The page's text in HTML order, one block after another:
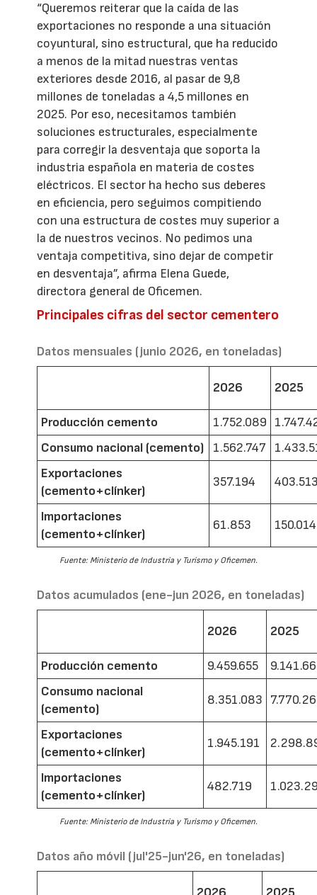
“Queremos reiterar que la caída de las
exportaciones no responde a una situación
coyuntural, sino estructural, que ha reducido
a menos de la mitad nuestras ventas
exteriores desde 2016, al pasar de 9,8
millones de toneladas a 4,5 millones en
2025. Por eso, necesitamos también
soluciones estructurales, especialmente
para corregir la desventaja que soporta la
industria española en materia de costes
eléctricos. El sector ha hecho sus deberes
en eficiencia, pero seguimos compitiendo
con una estructura de costes muy superior a
la de nuestros vecinos. No pedimos una
ventaja competitiva, sino dejar de competir
en desventaja”, afirma Elena Guede,
directora general de Oficemen.
Principales cifras del sector cementero
Datos mensuales (junio 2026, en toneladas)
2026 2025
Producción cemento 1.752.089
Consumo nacional (cemento)
1.562.747
Exportaciones
(cemento+clínker)
357.194
Importaciones
(cemento+clínker)
61.853 150.014
Fuente: Ministerio de Industria y Turismo y Oficemen.
Datos acumulados (ene-jun 2026, en toneladas)
2026 2025
Producción cemento 9.459.655
Consumo nacional
(cemento)
8.351.083
Exportaciones
(cemento+clínker)
1.945.191
Importaciones
(cemento+clínker)
482.719
Fuente: Ministerio de Industria y Turismo y Oficemen.
Datos año móvil (jul'25-jun'26, en toneladas)